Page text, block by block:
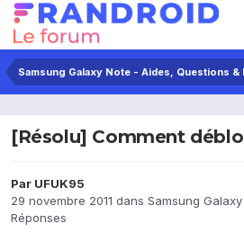
Samsung Galaxy Note - Aides, Questions &
[Résolu] Comment
Par UFUK95
29 novembre 2011 dans Samsung
Réponses